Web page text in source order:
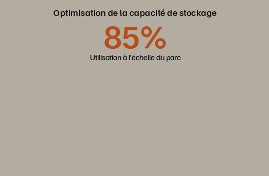
Optimisation de la capacité de stockage
85%
Utilisation à l’échelle du parc